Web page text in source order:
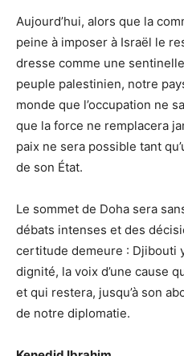
Aujourd’hui, alors que la
peine à imposer à Israël le
dresse comme une
peuple palestinien, notre
monde que l’occupation ne
que la force ne remplacera
paix ne sera possible tant
de son État.
Le sommet de Doha sera
débats intenses et des
certitude demeure : Djibouti
dignité, la voix d’une cause
et qui restera, jusqu’à son
de notre diplomatie.